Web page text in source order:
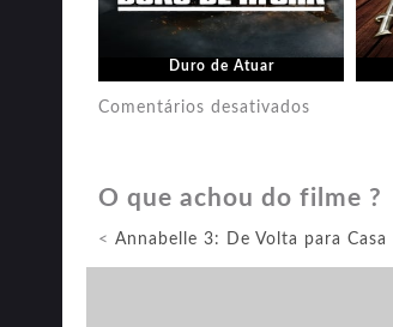
Duro de Atuar
Comentários desativados
Fase
O que achou do filme ?
< Annabelle 3: De Volta para Casa